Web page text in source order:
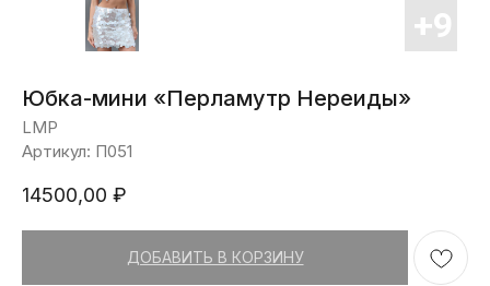
Юбка-мини «Перламутр Нереиды»
LMP
Артикул: П051
14500,00 ₽
ДОБАВИТЬ В КОРЗИНУ